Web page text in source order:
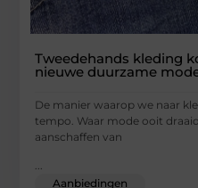
Tweedehands kleding
nieuwe duurzame
De manier waarop we naar
tempo. Waar mode ooit
aanschaffen van
...
Aanbiedingen